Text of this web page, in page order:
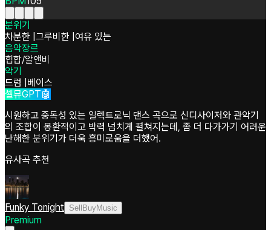
분위기
차분한 그루비한 여유 있는
음악장르
힙합/알앤비
악기
드럼
베이스
셀뮤GPT🤖
시원하고 중독성 있는 일렉트로닉 댄스 곡으로 신디사이저와 관악기
의 조합이 몽환적이고 박력 넘치게 펼쳐지는데, 좀 더 다가가기 어려운
난해한 분위기가 더욱 흥미로움을 더했어.
유사곡 추천
Funky Tonight SellBuyMusic
Premium